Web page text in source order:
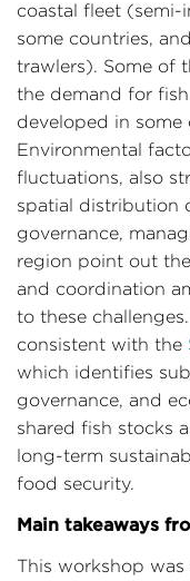
coastal fleet (semi-
some countries,
trawlers). Some of
the demand for
developed in some
Environmental
fluctuations, also
spatial distribution
governance,
region point out
and coordination
to these
consistent with the
which identifies
governance, and
shared fish stocks
long-term
food security.
Main takeaways
This workshop